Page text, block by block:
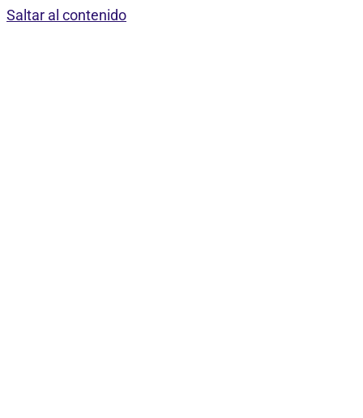
Saltar al contenido